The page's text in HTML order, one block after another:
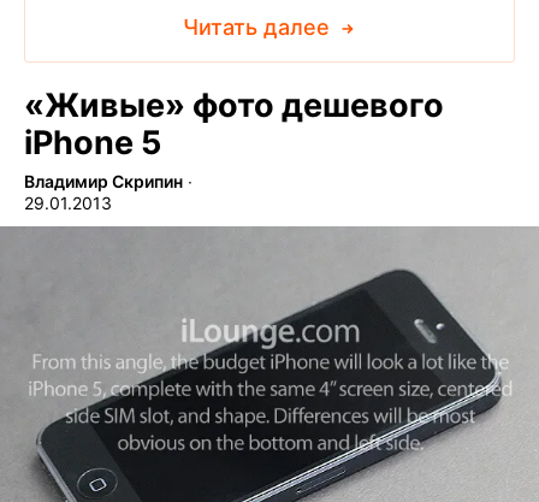
Читать далее
«Живые» фото дешевого
iPhone 5
Владимир Скрипин ∙
29.01.2013